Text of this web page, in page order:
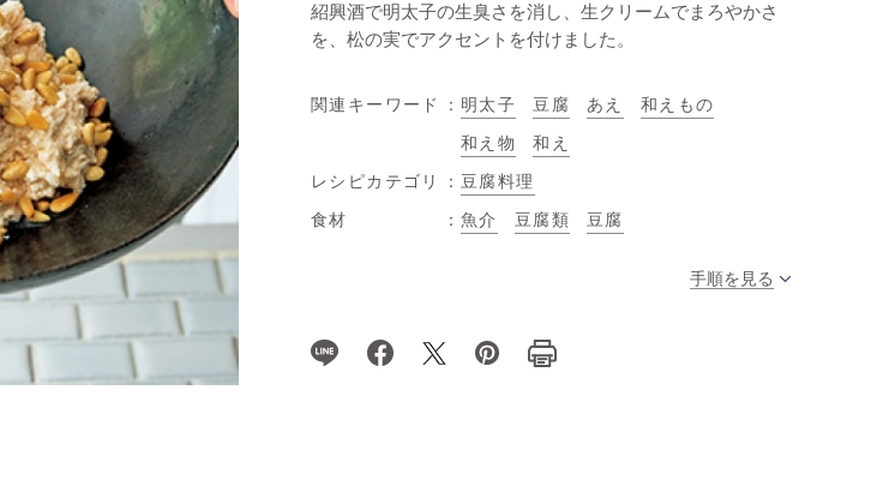
紹興酒で明太子の生臭さを消し、生クリームでまろやかさ
を、松の実でアクセントを付けました。
関連キーワード 明太子 豆腐 あえ
和えもの
和え物
和え
レシピカテゴリ
豆腐料理
食材
魚介 豆腐類 豆腐
手順を見る